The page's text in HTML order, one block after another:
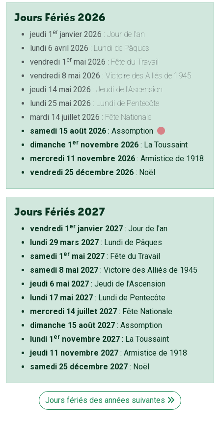
Jours Fériés 2026
jeudi 1 er janvier 2026 : Jour de l'an
lundi 6 avril 2026 : Lundi de Pâques
vendredi 1 er mai 2026 : Fête du Travail
vendredi 8 mai 2026 : Victoire des Alliés de 1945
jeudi 14 mai 2026 : Jeudi de l'Ascension
lundi 25 mai 2026 : Lundi de Pentecôte
mardi 14 juillet 2026 : Fête Nationale
samedi 15 août 2026 : Assomption
dimanche 1 er novembre 2026 : La Toussaint
mercredi 11 novembre 2026 : Armistice de 1918
vendredi 25 décembre 2026 : Noël
Jours Fériés 2027
vendredi 1 er janvier 2027 : Jour de l'an
lundi 29 mars 2027 : Lundi de Pâques
samedi 1 er mai 2027 : Fête du Travail
samedi 8 mai 2027 : Victoire des Alliés de 1945
jeudi 6 mai 2027 : Jeudi de l'Ascension
lundi 17 mai 2027 : Lundi de Pentecôte
mercredi 14 juillet 2027 : Fête Nationale
dimanche 15 août 2027 : Assomption
lundi 1 er novembre 2027 : La Toussaint
jeudi 11 novembre 2027 : Armistice de 1918
samedi 25 décembre 2027 : Noël
Jours fériés des années suivantes